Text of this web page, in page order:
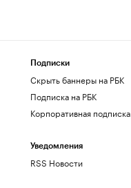
Подписки
Скрыть баннеры на РБК
Подписка на РБК
Корпоративная подписка
Уведомления
RSS Новости